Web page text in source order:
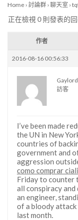
Home › 討論群 › 聊天室 ›
正在檢視 0 則發表的
作者
2016-08-16 00:56:33
Gaylord
訪客
I’ve been made
the UN in New
countries of
government and
aggression
como comprar
Friday to counter
all conspiracy and
an engineer,
of a bloody
last month.